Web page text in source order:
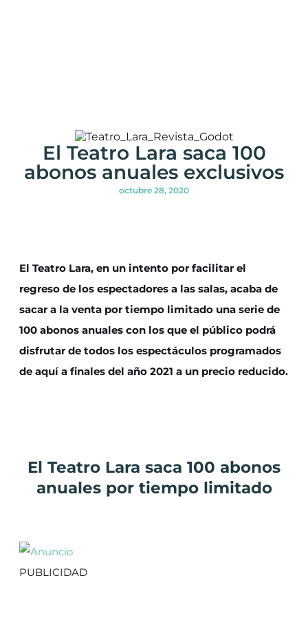
El Teatro Lara saca 100
abonos anuales exclusivos
octubre 28, 2020
El Teatro Lara, en un intento por facilitar el
regreso de los espectadores a las salas, acaba de
sacar a la venta por tiempo limitado una serie de
100 abonos anuales con los que el público podrá
disfrutar de todos los espectáculos programados
de aquí a finales del año 2021 a un precio reducido.
El Teatro Lara saca 100 abonos
anuales por tiempo limitado
PUBLICIDAD